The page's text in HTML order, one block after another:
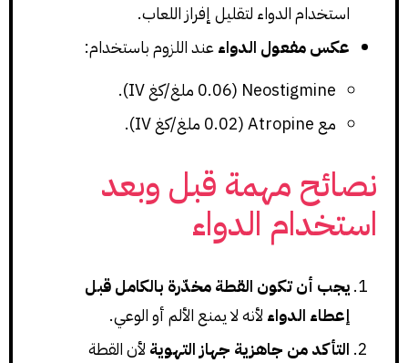
استخدام الدواء لتقليل إفراز اللعاب.
عكس مفعول الدواءعند اللزوم باستخدام:
Neostigmine (0.06 ملغ/كغ IV).
مع Atropine (0.02 ملغ/كغ IV).
نصائح مهمة قبل وبعد
استخدام الدواء
يجب أن تكون القطة مخدّرة بالكامل قبل
إعطاء الدواء لأنه لا يمنع الألم أو الوعي.
التأكد من جاهزية جهاز التهوية لأن القطة